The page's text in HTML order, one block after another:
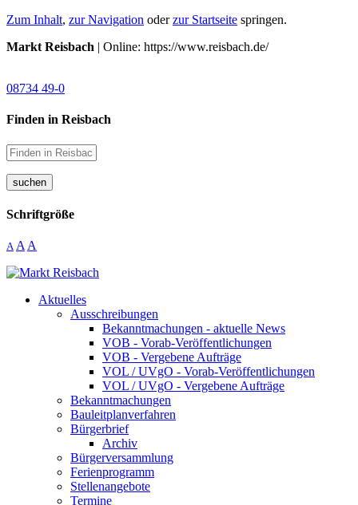
Zum Inhalt, zur Navigation oderzur Startseite springen.
Markt Reisbach | Online: https://www.reisbach.de/
08734 49-0
Finden in Reisbach
suchen
Schriftgröße
A A A
Aktuelles
Ausschreibungen
Bekanntmachungen - aktuelle News
VOB - Vorab-Veröffentlichungen
VOB - Vergebene Aufträge
VOL / UVgO - Vorab-Veröffentlichungen
VOL / UVgO - Vergebene Aufträge
Bekanntmachungen
Bauleitplanverfahren
Bürgerbrief
Archiv
Bürgerversammlung
Ferienprogramm
Stellenangebote
Termine